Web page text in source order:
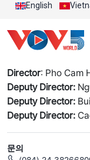
English
Director: Pho Cam
Deputy Director:
Deputy Director:
Deputy Director:
문의